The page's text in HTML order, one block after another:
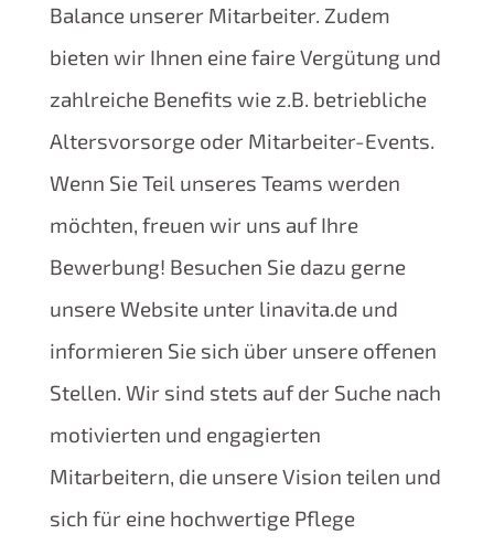
Balance unserer Mitarbeiter. Zudem
bieten wir Ihnen eine faire Vergütung und
zahlreiche Benefits wie z.B. betriebliche
Altersvorsorge oder Mitarbeiter-Events.
Wenn Sie Teil unseres Teams werden
möchten, freuen wir uns auf Ihre
Bewerbung! Besuchen Sie dazu gerne
unsere Website unter linavita.de und
informieren Sie sich über unsere offenen
Stellen. Wir sind stets auf der Suche nach
motivierten und engagierten
Mitarbeitern, die unsere Vision teilen und
sich für eine hochwertige Pflege